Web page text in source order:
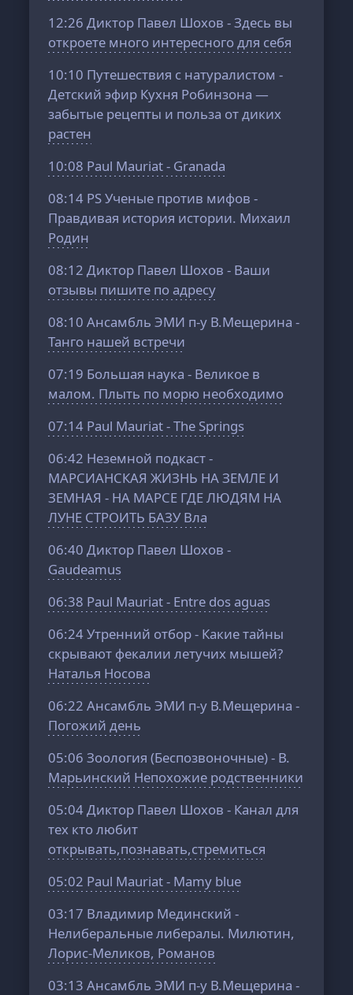
12:26 Диктор Павел Шохов - Здесь вы
откроете много интересного для себя
10:10 Путешествия с натуралистом -
Детский эфир Кухня Робинзона —
забытые рецепты и польза от диких
растен
10:08 Paul Mauriat - Granada
08:14 PS Ученые против мифов -
Правдивая история истории. Михаил
Родин
08:12 Диктор Павел Шохов - Ваши
отзывы пишите по адресу
08:10 Ансамбль ЭМИ п-у В.Мещерина -
Танго нашей встречи
07:19 Большая наука - Великое в
малом. Плыть по морю необходимо
07:14 Paul Mauriat - The Springs
06:42 Неземной подкаст -
МАРСИАНСКАЯ ЖИЗНЬ НА ЗЕМЛЕ И
ЗЕМНАЯ - НА МАРСЕ ГДЕ ЛЮДЯМ НА
ЛУНЕ СТРОИТЬ БАЗУ Вла
06:40 Диктор Павел Шохов -
Gaudeamus
06:38 Paul Mauriat - Entre dos aguas
06:24Утренний отбор - Какие тайны
скрывают фекалии летучих мышей?
Наталья Носова
06:22 Ансамбль ЭМИ п-у В.Мещерина -
Погожий день
05:06 Зоология (Беспозвоночные) - В.
Марьинский Непохожие родственники
05:04Диктор Павел Шохов - Канал для
тех кто любит
открывать,познавать,стремиться
05:02 Paul Mauriat - Mamy blue
03:17 Владимир Мединский -
Нелиберальные либералы. Милютин,
Лорис-Меликов, Романов
03:13 Ансамбль ЭМИ п-у В.Мещерина -